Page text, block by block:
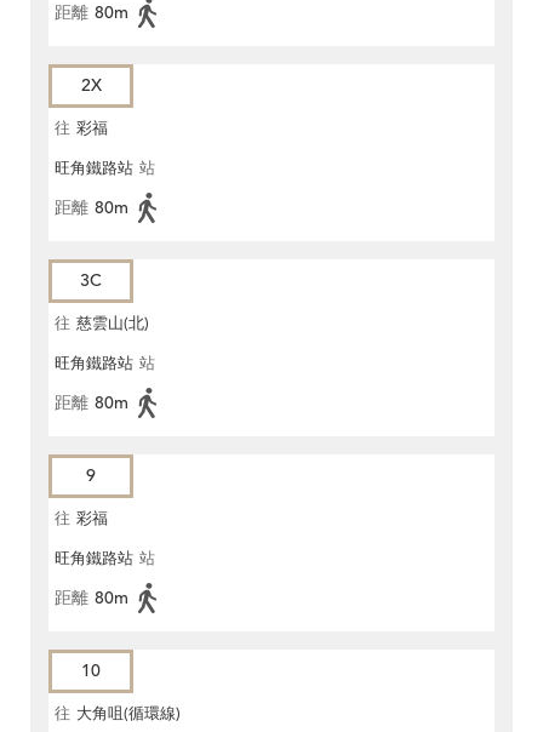
距離 80m
2X
往 彩福
旺角鐵路站 站
距離 80m
3C
往 慈雲山(北)
旺角鐵路站 站
距離 80m
9
往 彩福
旺角鐵路站 站
距離 80m
10
往 大角咀(循環線)